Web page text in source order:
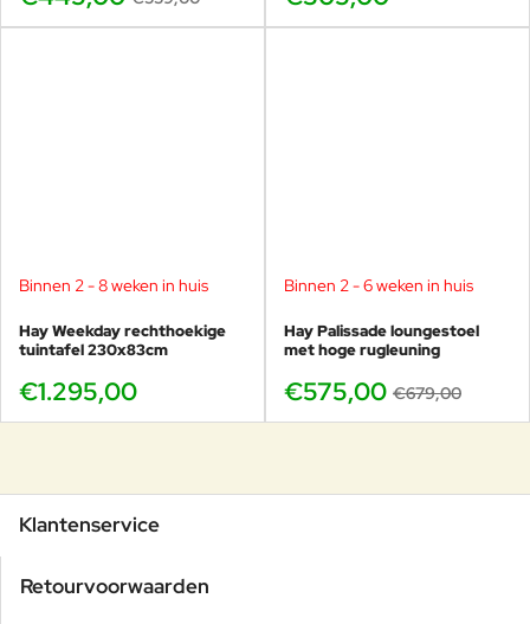
Binnen 2 - 8 weken in huis
Hay Weekday rechthoekige
tuintafel 230x83cm
€1.295,00
-15%
Binnen 2 - 6 weken in huis
Hay Palissade loungestoel
met hoge rugleuning
€575,00 €679,00
Klantenservice
Retourvoorwaarden